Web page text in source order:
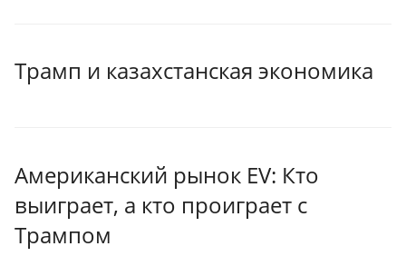
Трамп и казахстанская экономика
Американский рынок EV: Кто
выиграет, а кто проиграет с
Трампом